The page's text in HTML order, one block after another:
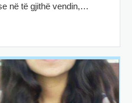
në të gjithë vendin,…